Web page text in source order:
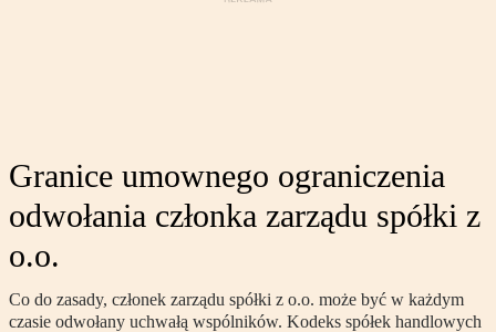
Granice umownego ograniczenia
odwołania członka zarządu spółki z
o.o.
Co do zasady, członek zarządu spółki z o.o. może być w każdym
czasie odwołany uchwałą wspólników. Kodeks spółek handlowych